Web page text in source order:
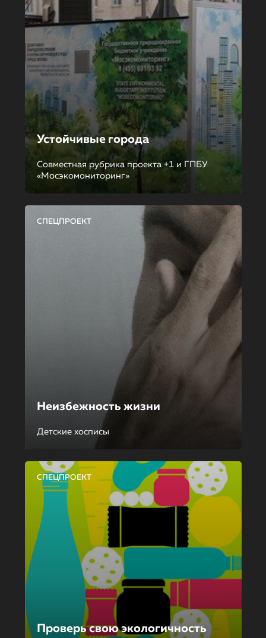
Устойчивые города
Совместная рубрика проекта +1 и ГПБУ
«Мосэкомониторинг»
СПЕЦПРОЕКТ
Неизбежность жизни
Детские хосписы
СПЕЦПРОЕКТ
Проверь свою экологичность